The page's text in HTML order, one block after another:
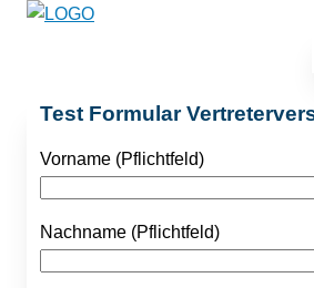
Test Formular
Vorname (Pflichtfeld)
Nachname (Pflichtfeld)